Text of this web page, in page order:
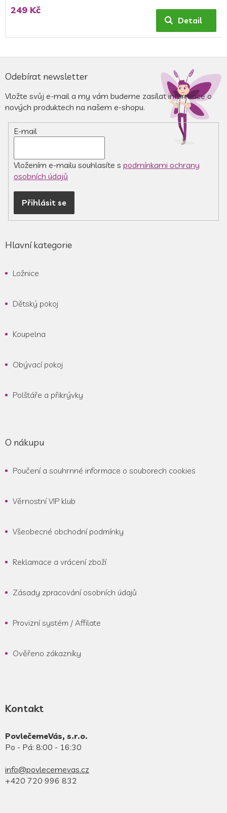
249 Kč
Detail
á
a
Odebírat newsletter
Vložte svůj e-mail a my vám budeme zasílat informace o
nových produktech na našem e-shopu.
E-mail
Vložením e-mailu souhlasíte s podmínkami ochrany
osobních údajů
Přihlásit se
Hlavní kategorie
Ložnice
Dětský pokoj
Koupelna
Obývací pokoj
Polštáře a přikrývky
O nákupu
Poučení a souhrnné informace o souborech cookies
Věrnostní VIP klub
Všeobecné obchodní podmínky
Reklamace a vrácení zboží
Zásady zpracování osobních údajů
Provizní systém / Affilate
Ověřeno zákazníky
Kontakt
PovlečemeVás, s.r.o.
Po - Pá: 8:00 - 16:30
info@povlecemevas.cz
+420 720 996 832